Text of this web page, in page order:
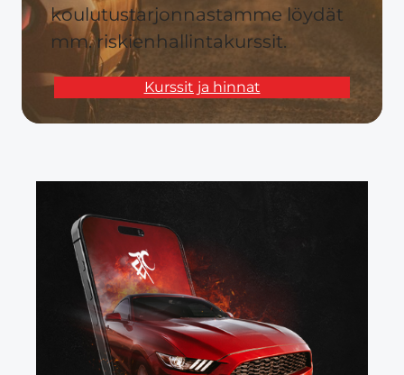
koulutustarjonnastamme löydät
mm. riskienhallintakurssit.
Kurssit ja hinnat